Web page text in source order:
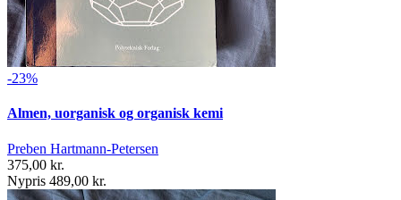
-23%
Almen, uorganisk og organisk kemi
Preben Hartmann-Petersen
375,00 kr.
Nypris 489,00 kr.